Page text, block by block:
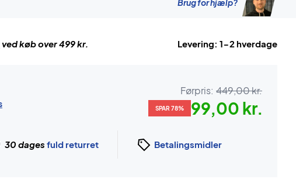
ved køb over 499 kr. Levering: 1-2 hverdage
Førpris: 449,00 kr.
SPAR 78% 99,00 kr.
30 dages fuld returret Betalingsmidler